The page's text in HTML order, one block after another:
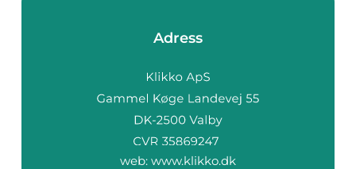
Adress
web: www.klikko.dk